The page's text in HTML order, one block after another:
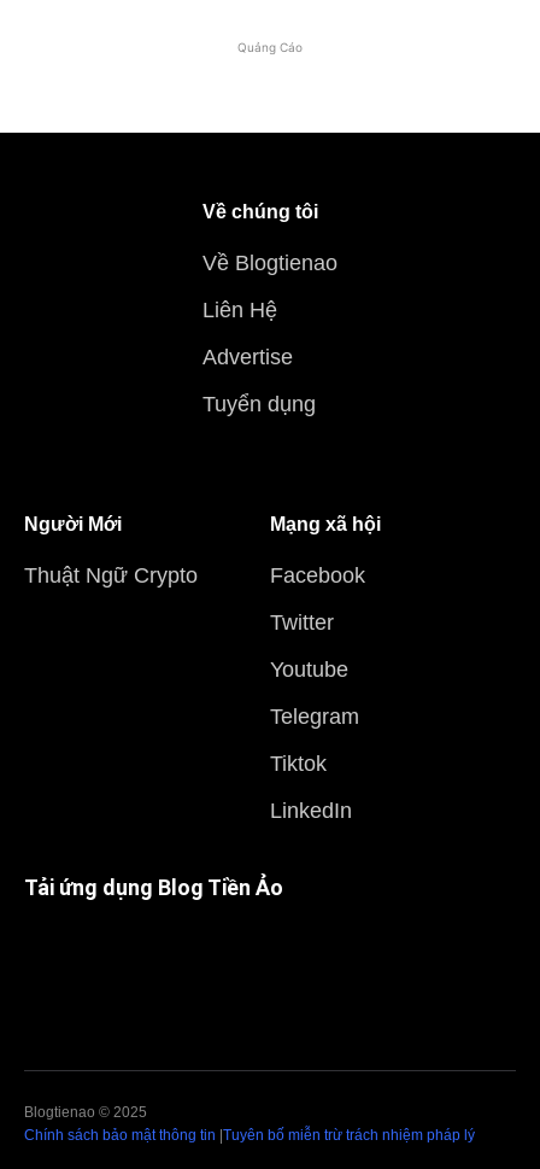
Quảng Cáo
Về chúng tôi
Về Blogtienao
Liên Hệ
Advertise
Tuyển dụng
Người Mới
Thuật Ngữ Crypto
Mạng xã hội
Facebook
Twitter
Youtube
Telegram
Tiktok
LinkedIn
Tải ứng dụng Blog Tiền Ảo
Blogtienao © 2025
Chính sách bảo mật thông tin Tuyên bố miễn trừ trách nhiệm pháp lý